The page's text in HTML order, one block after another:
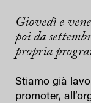
Giovedì e
poi da
propria
Stiamo già
promoter,